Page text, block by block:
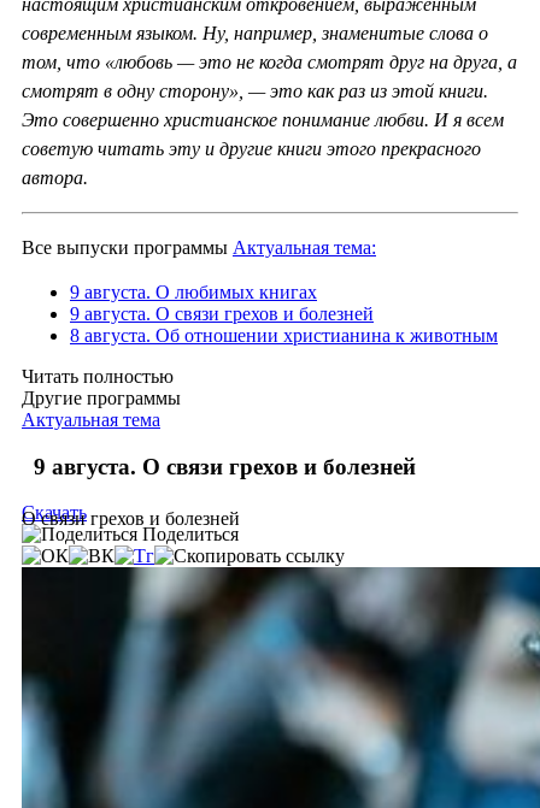
настоящим христианским откровением, выраженным
современным языком. Ну, например, знаменитые слова о
том, что «любовь — это не когда смотрят друг на друга, а
смотрят в одну сторону», — это как раз из этой книги.
Это совершенно христианское понимание любви. И я всем
советую читать эту и другие книги этого прекрасного
автора.
Все выпуски программы Актуальная тема:
9 августа. О любимых книгах
9 августа. О связи грехов и болезней
8 августа. Об отношении христианина к животным
Читать полностью
Другие программы
Актуальная тема
9 августа. О связи грехов и болезней
О связи грехов и болезней
Скачать
Поделиться